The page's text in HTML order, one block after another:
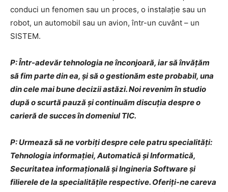
conduci un fenomen sau un proces, o instalație sau un
robot, un automobil sau un avion, într-un cuvânt – un
SISTEM.
P: Într-adevăr tehnologia ne înconjoară, iar să învățăm
să fim parte din ea, și să o gestionăm este probabil, una
din cele mai bune decizii astăzi. Noi revenim în studio
după o scurtă pauză și continuăm discuția despre o
carieră de succes în domeniul TIC.
P: Urmează să ne vorbiți despre cele patru specialități:
Tehnologia informației, Automatică și Informatică,
Securitatea informațională și Ingineria Software și
filierele de la specialitățile respective. Oferiți-ne careva